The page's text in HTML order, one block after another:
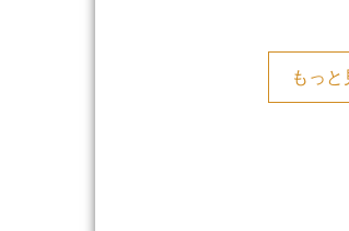
もっと